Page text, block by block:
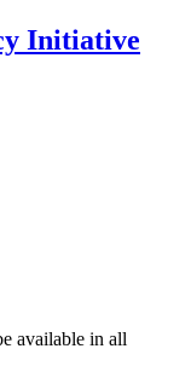
Initiative
available in all